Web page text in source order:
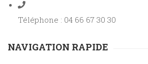
Téléphone : 04 66 67 30 30
NAVIGATION RAPIDE